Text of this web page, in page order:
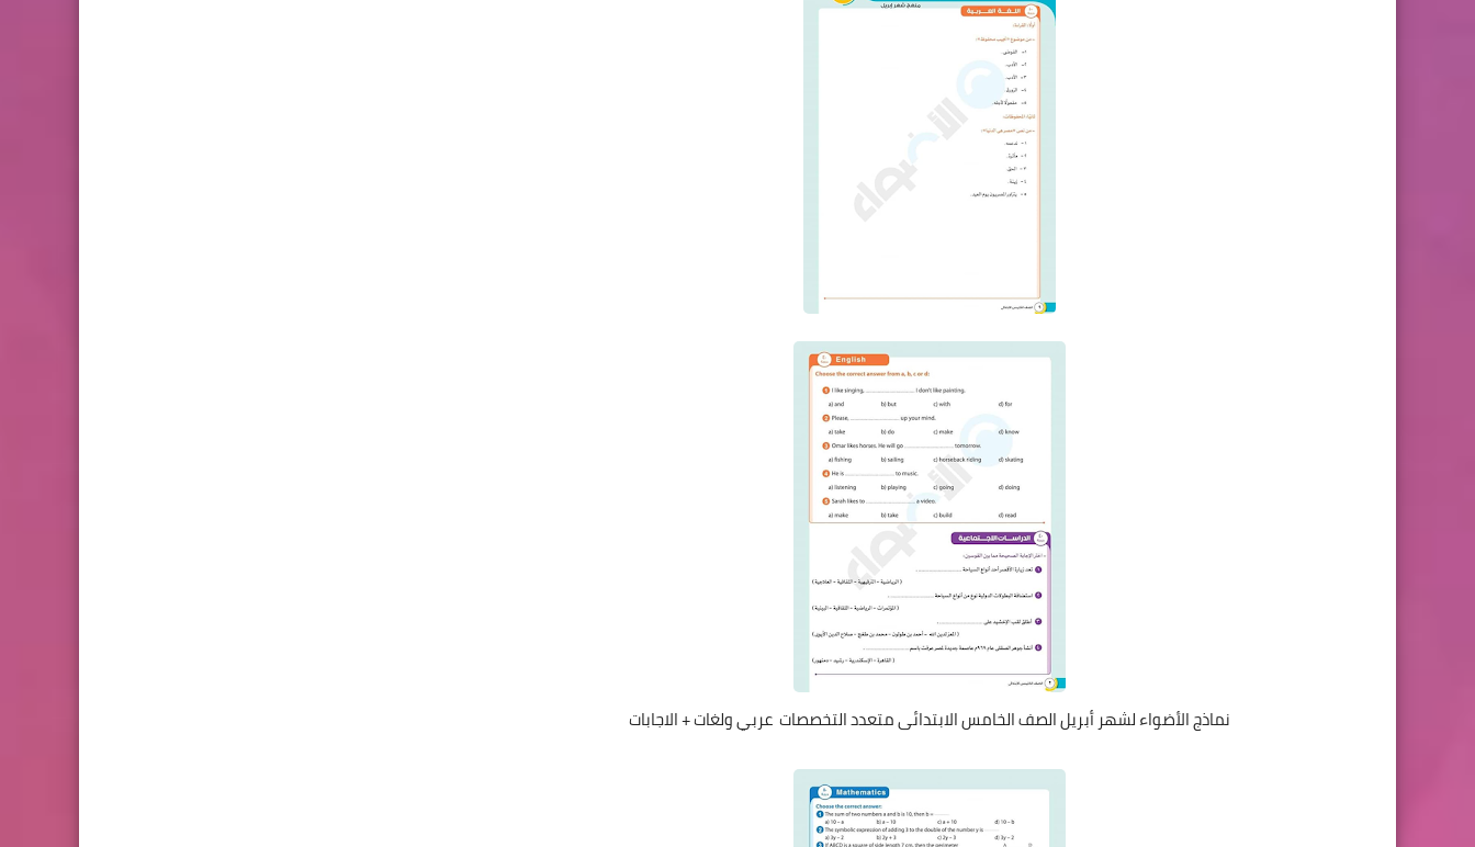
نماذج الأضواء لشهر أبريل الصف الخامس الابتدائى متعدد التخصصات عربي ولغات + الاجابات